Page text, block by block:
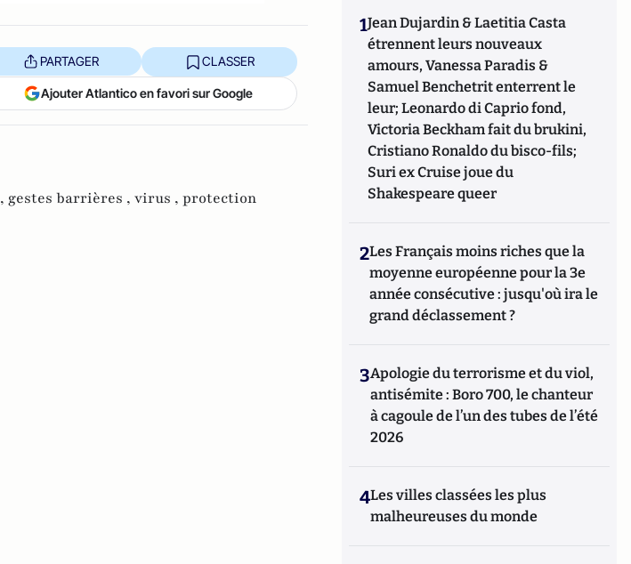
PARTAGER CLASSER
Ajouter Atlantico en favori sur Google
gestes barrières , virus , protection
1Jean Dujardin & Laetitia Casta
étrennent leurs nouveaux
amours, Vanessa Paradis &
Samuel Benchetrit enterrent le
leur; Leonardo di Caprio fond,
Victoria Beckham fait du brukini,
Cristiano Ronaldo du bisco-fils;
Suri ex Cruise joue du
Shakespeare queer
2Les Français moins riches que la
moyenne européenne pour la 3e
année consécutive : jusqu'où ira le
grand déclassement ?
3Apologie du terrorisme et du viol,
antisémite : Boro 700, le chanteur
à cagoule de l’un des tubes de l’été
2026
4Les villes classées les plus
malheureuses du monde